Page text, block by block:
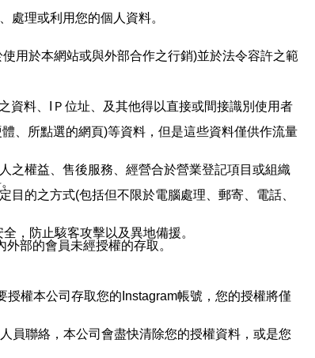
處理或利用您的個人資料。
用於本網站或與外部合作之行銷)並於法令容許之範
資料、IＰ位址、及其他得以直接或間接識別使用者
、所點選的網頁)等資料，但是這些資料僅供作流量
之權益、售後服務、經營合於營業登記項目或組織
的之方式(包括但不限於電腦處理、郵寄、電話、
，防止駭客攻擊以及異地備援。
部的會員未經授權的存取。
權本公司存取您的Instagram帳號，您的授權將僅
員聯絡，本公司會盡快清除您的授權資料，或是您